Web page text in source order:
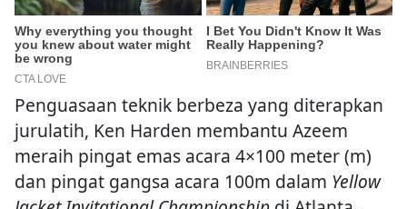
Penguasaan teknik berbeza yang diterapkan
jurulatih, Ken Harden membantu Azeem
meraih pingat emas acara 4×100 meter (m)
dan pingat gangsa acara 100m dalam Yellow